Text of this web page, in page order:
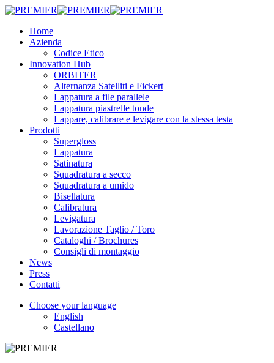
Skip
main
content
Menu
Home
Azienda
Codice Etico
Innovation Hub
ORBITER
Alternanza Satelliti e Fickert
Lappatura a file parallele
Lappatura piastrelle tonde
Lappare, calibrare e levigare con la stessa testa
Prodotti
Supergloss
Lappatura
Satinatura
Squadratura a secco
Squadratura a umido
Bisellatura
Calibratura
Levigatura
Lavorazione Taglio / Toro
Cataloghi / Brochures
Consigli di montaggio
News
Press
Contatti
Choose your language
English
Castellano